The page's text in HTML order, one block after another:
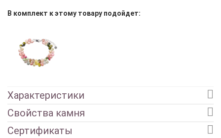
В комплект к этому товару подойдет:
Характеристики
Свойства камня
Сертификаты